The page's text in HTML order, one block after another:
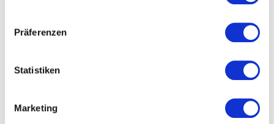
Präferenzen
Statistiken
Marketing
Straße und Nummer